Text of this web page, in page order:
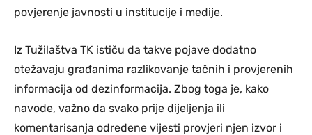
povjerenje javnosti u institucije i medije.
Iz Tužilaštva TK ističu da takve pojave dodatno
otežavaju građanima razlikovanje tačnih i provjerenih
informacija od dezinformacija. Zbog toga je, kako
navode, važno da svako prije dijeljenja ili
komentarisanja određene vijesti provjeri njen izvor i